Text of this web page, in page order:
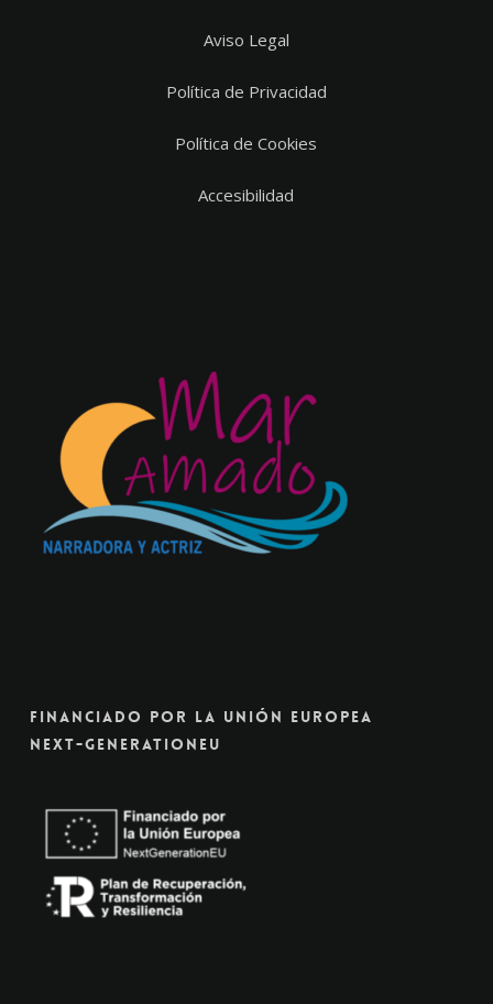
Aviso Legal
Política de Privacidad
Política de Cookies
Accesibilidad
Financiado Por La Unión Europea
Next-GenerationEU